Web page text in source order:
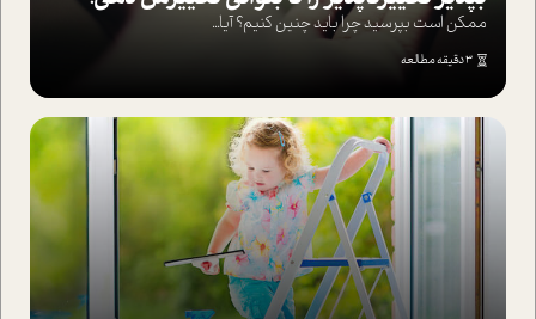
ممکن است بپرسيد چرا بايد چنين کنيم؟ آيا...
3 دقیقه مطالعه